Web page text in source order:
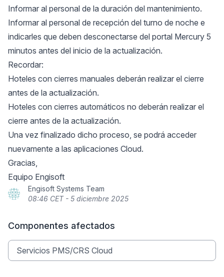
Informar al personal de la duración del mantenimiento.
Informar al personal de recepción del turno de noche e
indicarles que deben desconectarse del portal Mercury 5
minutos antes del inicio de la actualización.
Recordar:
Hoteles con cierres manuales deberán realizar el cierre
antes de la actualización.
Hoteles con cierres automáticos no deberán realizar el
cierre antes de la actualización.
Una vez finalizado dicho proceso, se podrá acceder
nuevamente a las aplicaciones Cloud.
Gracias,
Equipo Engisoft
Engisoft Systems Team
08:46 CET - 5 diciembre 2025
Componentes afectados
Servicios PMS/CRS Cloud